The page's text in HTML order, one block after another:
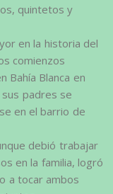
quintetos y
en la historia del
comienzos
Bahía Blanca en
padres se
en el barrio de
debió trabajar
en la familia, logró
a tocar ambos